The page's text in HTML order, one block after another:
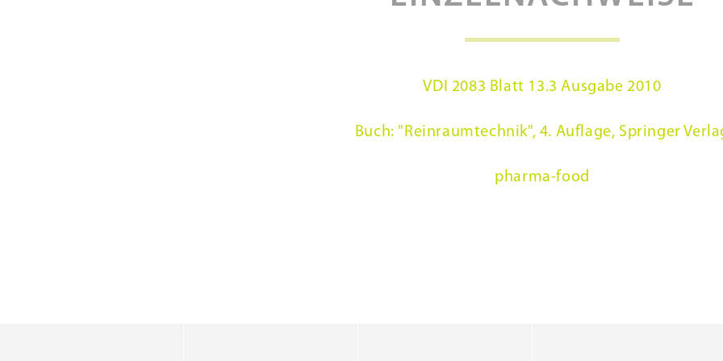
VDI 2083 Blatt 13.3 Ausgabe 2010
Buch: "Reinraumtechnik", 4. Auflage, Springer
pharma-food